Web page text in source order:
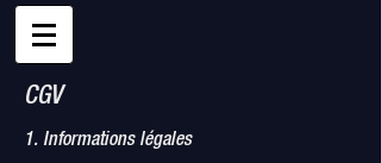
CGV
1. Informations légales